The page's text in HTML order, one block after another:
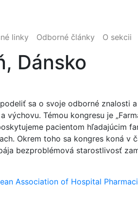
linky Odborné články O sekcii
Dánsko
sa o svoje odborné znalosti
Témou kongresu je
pacientom hľadajúcim
Okrem toho sa kongres koná v
bezproblémová starostlivosť
Association of Hospital